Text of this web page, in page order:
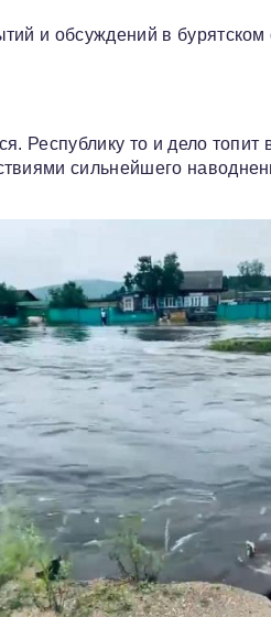
и обсуждений в
Республику то и дело
сильнейшего